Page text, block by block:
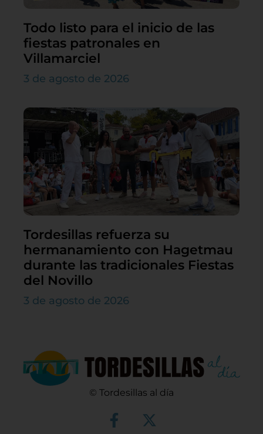
Todo listo para el inicio de las
fiestas patronales en
Villamarciel
3 de agosto de 2026
Tordesillas refuerza su
hermanamiento con Hagetmau
durante las tradicionales Fiestas
del Novillo
3 de agosto de 2026
© Tordesillas al día